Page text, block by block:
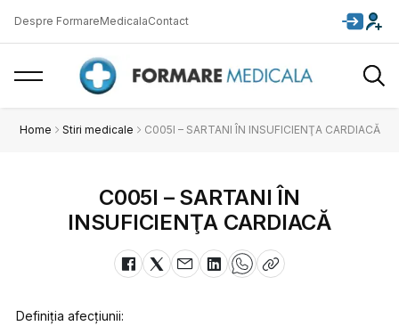
Despre FormareMedicalaContact
Home Stiri medicale C005I – SARTANI ÎN INSUFICIENŢA CARDIACĂ
C005I – SARTANI ÎN
INSUFICIENŢA CARDIACĂ
Definiţia afecţiunii: